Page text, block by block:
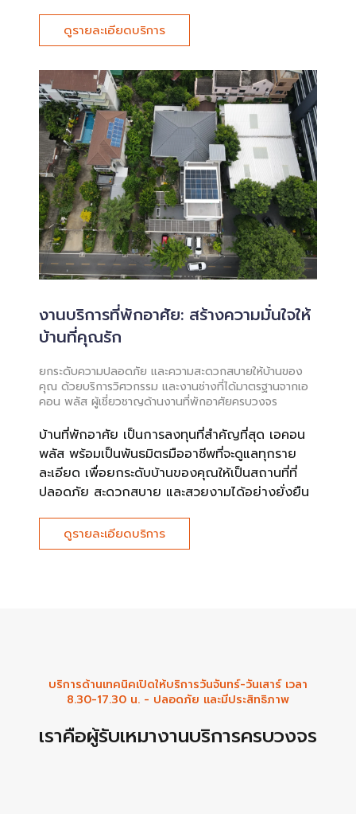
ดูรายละเอียดบริการ
งานบริการที่พักอาศัย: สร้างความมั่นใจให้
บ้านที่คุณรัก
ยกระดับความปลอดภัย และความสะดวกสบายให้บ้านของ
คุณ ด้วยบริการวิศวกรรม และงานช่างที่ได้มาตรฐานจากเอ
คอน พลัส ผู้เชี่ยวชาญด้านงานที่พักอาศัยครบวงจร
บ้านที่พักอาศัย เป็นการลงทุนที่สำคัญที่สุด เอคอน
พลัส พร้อมเป็นพันธมิตรมืออาชีพที่จะดูแลทุกราย
ละเอียด เพื่อยกระดับบ้านของคุณให้เป็นสถานที่ที่
ปลอดภัย สะดวกสบาย และสวยงามได้อย่างยั่งยืน
ดูรายละเอียดบริการ
บริการด้านเทคนิคเปิดให้บริการวันจันทร์-วันเสาร์ เวลา
8.30-17.30 น. - ปลอดภัย และมีประสิทธิภาพ
เราคือผู้รับเหมางานบริการครบวงจร